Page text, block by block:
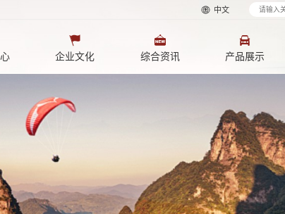
中文
企业文化 综合资讯 产品展示